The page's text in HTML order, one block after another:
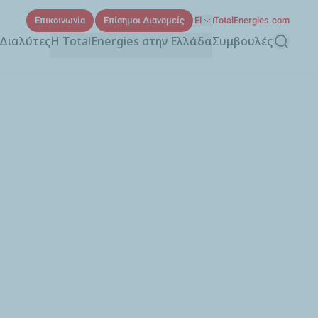
Η TotalEnergies στην ΕλλάδαΣυμβουλές
Επικοινωνία Επίσημοι Διανομείς El TotalEnergies.com